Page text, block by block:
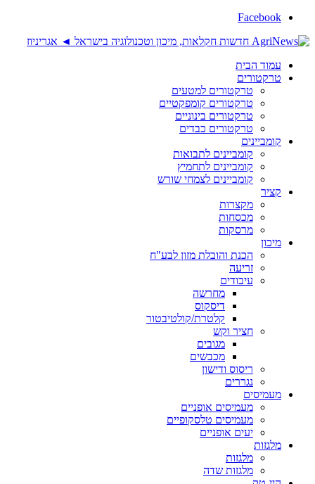
Facebook
עמוד הבית
טרקטורים
טרקטורים למטעים
טרקטורים קומפקטיים
טרקטורים בינוניים
טרקטורים כבדים
קומביינים
קומביינים לתבואות
קומביינים לתחמיץ
קומביינים לצמחי שורש
קציר
מקצרות
מכסחות
מרסקות
מיכון
הכנת והובלת מזון לבע"ח
זריעה
עיבודים
מחרשה
דיסקוס
קלטרת/קולטיבטור
חציר וקש
מגובים
מכבשים
ריסוס ודישון
נגררים
מעמיסים
מעמיסים אופניים
מעמיסים טלסקופיים
יעים אופניים
מלגזות
מלגזות
מלגזות שדה